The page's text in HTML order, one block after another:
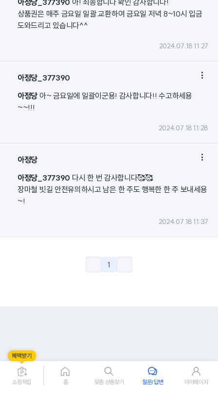
아정당_377390 아! 죄송합니다 확인 감사합니다!
상품권은 매주 금요일 일괄 교환하여 금요일 저녁 8~10시 입금
도와드리고 있습니다^^
2024.07.18 11:27
아정당_377390 
아정당 아~ 금요일에 일괄이군용! 감사합니다!! 수고하세용
~~!!!
2024.07.18 11:28
아정당 
아정당_377390 다시 한 번 감사합니다🥰🥰
장마철 빗길 안전유의하시고 남은 한 주도 행복한 한 주 보내세용
~!
2024.07.18 11:37
1
쇼핑적립 홈 맞춤 상품찾기 질문/답변 마이페이지